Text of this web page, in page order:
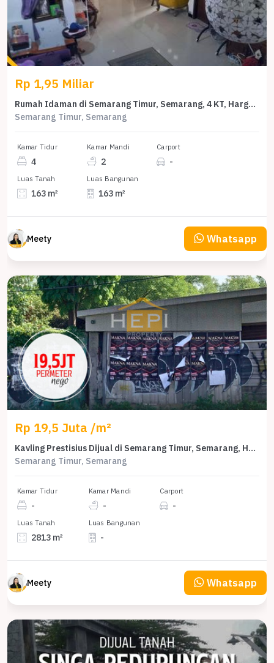
Rp 1,95 Miliar
Rumah Idaman di Semarang Timur, Semarang, 4 KT, Harga 1,95 Miliar
Semarang Timur, Semarang
Kamar Tidur
4
Kamar Mandi
2
Carport
-
Luas Tanah
163 m²
Luas Bangunan
163 m²
Meety Whatsapp
Rp 19,5 Juta /m²
Kavling Prestisius Dijual di Semarang Timur, Semarang, Harga 54,8 Miliar
Semarang Timur, Semarang
Kamar Tidur
-
Kamar Mandi
-
Carport
-
Luas Tanah
2813 m²
Luas Bangunan
-
Meety Whatsapp